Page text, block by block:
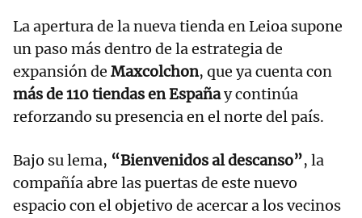
La apertura de la nueva tienda en Leioa supone
un paso más dentro de la estrategia de
expansión de Maxcolchon, que ya cuenta con
más de 110 tiendas en Españay continúa
reforzando su presencia en el norte del país.
Bajo su lema, “Bienvenidos al descanso”, la
compañía abre las puertas de este nuevo
espacio con el objetivo de acercar a los vecinos